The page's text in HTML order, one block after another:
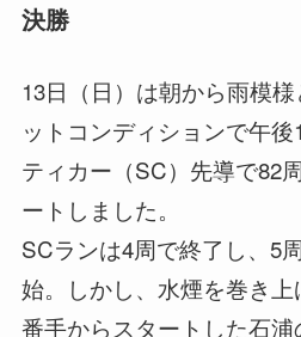
決勝
13日（日）は朝から雨模
ットコンディションで午
ティカー（SC）先導で82
ートしました。
SCランは4周で終了し、5
始。しかし、水煙を巻き
番手からスタートした石